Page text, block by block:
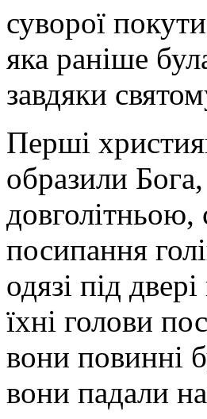
суворої
яка раніше
завдяки
Перші
образили
посипання
одязі під
їхні голови
вони повинні
вони падали